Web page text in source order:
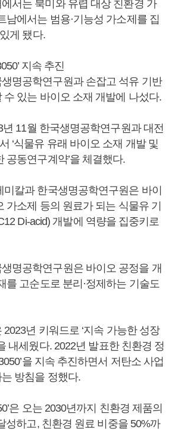
서는 북미와 유렵 대상 친환경 가
남에서는 범용·기능성 가소제를 집
게 됐다.
지속 추진
명공학연구원과 손잡고 석유 기반
수 있는 바이오 소재 개발에 나섰다.
11월 한국생명공학연구원과 대전
‘식물유 유래 바이오 소재 개발 및
공동연구계약’을 체결했다.
미칼과 한국생명공학연구원은 바이
가소제 등의 원료가 되는 식물유 기
Di-acid) 개발에 역량을 집중키로
명공학연구원은 바이오 공정을 개
를 고순도로 분리·정제하는 기술도
년 키워드로 ‘지속 가능한 성장
내세웠다. 2022년 발표한 친환경 정
을 지속 추진하면서 저탄소 사업
방침을 정했다.
은 오는 2030년까지 친환경 제품의
성하고, 친환경 원료 비중을 50%까